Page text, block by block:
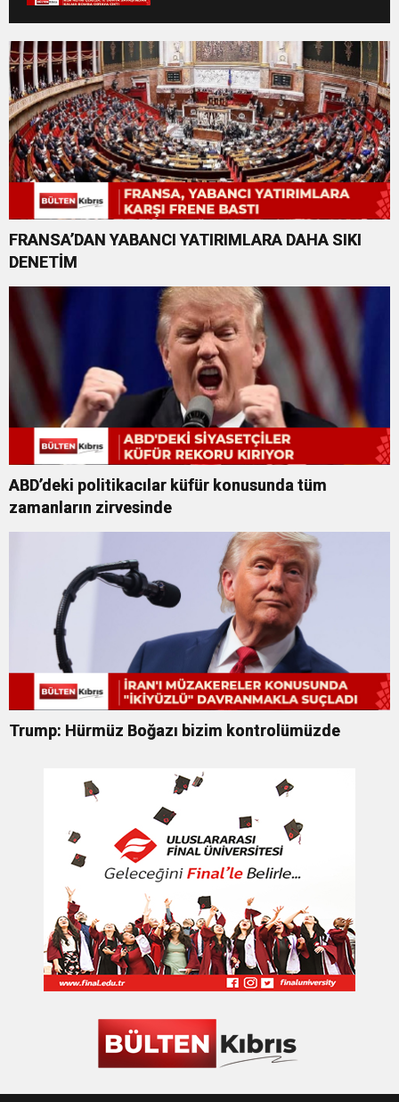
FRANSA’DAN YABANCI YATIRIMLARA DAHA SIKI
DENETİM
ABD’deki politikacılar küfür konusunda tüm
zamanların zirvesinde
Trump: Hürmüz Boğazı bizim kontrolümüzde